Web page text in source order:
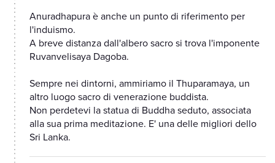
Anuradhapura è anche un punto di riferimento per
l'induismo.
A breve distanza dall'albero sacro si trova l'imponente
Ruvanvelisaya Dagoba.
Sempre nei dintorni, ammiriamo il Thuparamaya, un
altro luogo sacro di venerazione buddista.
Non perdetevi la statua di Buddha seduto, associata
alla sua prima meditazione. E' una delle migliori dello
Sri Lanka.